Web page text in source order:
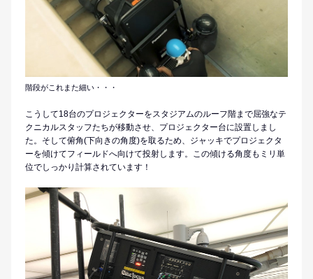
階段がこれまた細い・・・
こうして18台のプロジェクターをスタジアムのルーフ階まで屈強なテ
クニカルスタッフたちが移動させ、プロジェクター台に設置しまし
た。そして俯角(下向きの角度)を取るため、ジャッキでプロジェクタ
ーを傾けてフィールドへ向けて投射します。この傾ける角度もミリ単
位でしっかり計算されています！